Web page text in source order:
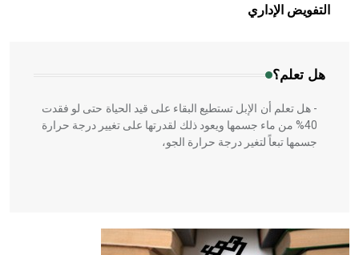
التفويض الإداري
هل تعلم؟
بالعمارة الإسلامية في بلاد الشام ومصر خاصة، حيث يحرص
المعمار على بناء مداميكه وخاصة في الواجهات
- هل تعلم أن الإبل تستطيع البقاء على قيد الحياة حتى لو فقدت
40% من ماء جسمها ويعود ذلك لقدرتها على تغيير درجة حرارة
جسمها تبعاً لتغير درجة حرارة الجو،
- هل تعلم أن أبقراط كتب في الطب أربعة مؤلفات هي:
الحكم، الأدلة، تنظيم التغذية، ورسالته في جروح الرأس. ويعود